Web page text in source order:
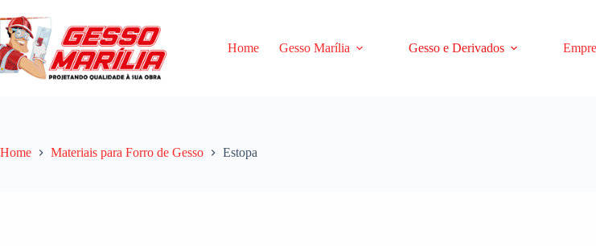
para
conteúdo
Home Gesso Marília Gesso e Derivados
Home Materiais para Forro de Gesso Estopa